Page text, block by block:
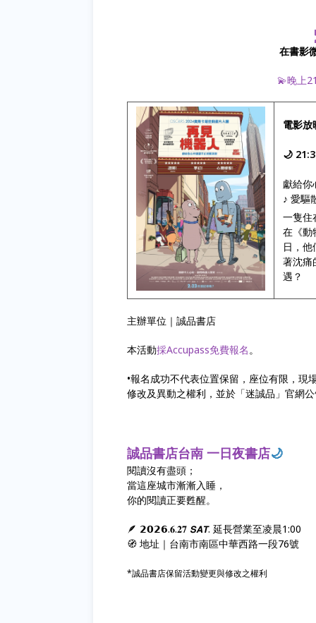
在書影
💫晚上
電影放
🌙
獻給你
♪ 愛驅
一隻住
在《動
日，
著沈痛
遇？
主辦單位｜誠品書店
本活動採Accupass免費報名。
•報名成功不代表位置保留，座位有限，
修改及異動之權利，並於「迷誠品」官網
誠品書店台南 一日夜書店🌙
閱讀沒有盡頭；
當這座城市漸漸入睡，
你的閱讀正要甦醒。
🪶 𝟮𝟬𝟮𝟲.𝟔.𝟐𝟕 𝙎𝘼𝙏. 延長營業至凌晨1:00
🧭 地址｜台南市南區中華西路一段76號
*誠品書店保留活動變更與修改之權利